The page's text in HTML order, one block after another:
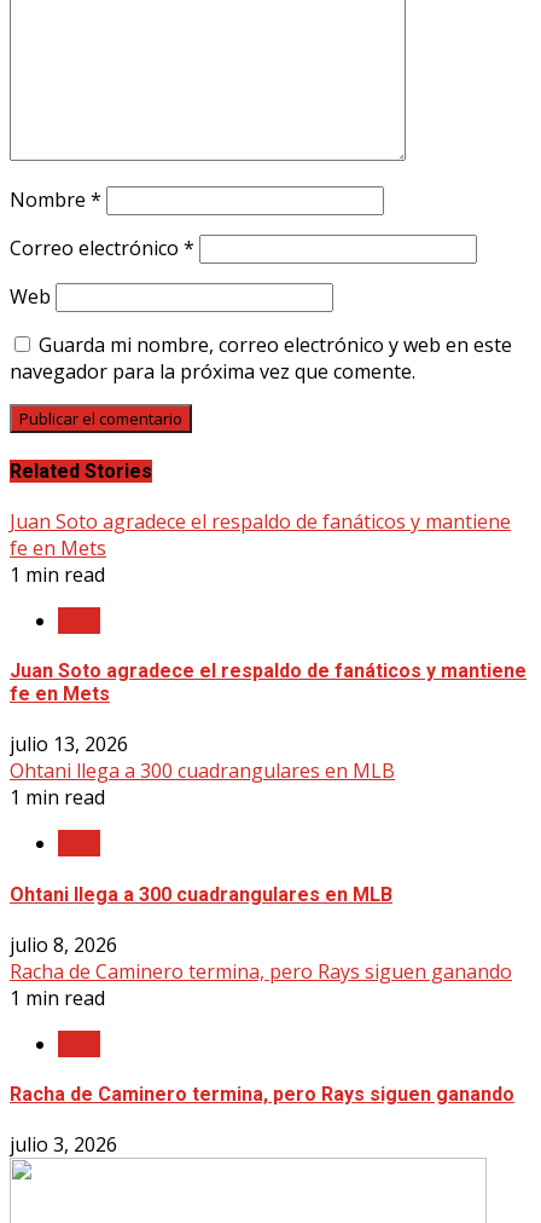
Nombre *
Correo electrónico *
Web
Guarda mi nombre, correo electrónico y web en este
navegador para la próxima vez que comente.
Related Stories
Juan Soto agradece el respaldo de fanáticos y mantiene
fe en Mets
1 min read
Juan Soto agradece el respaldo de fanáticos y mantiene
fe en Mets
julio 13, 2026
Ohtani llega a 300 cuadrangulares en MLB
1 min read
Ohtani llega a 300 cuadrangulares en MLB
julio 8, 2026
Racha de Caminero termina, pero Rays siguen ganando
1 min read
Racha de Caminero termina, pero Rays siguen ganando
julio 3, 2026